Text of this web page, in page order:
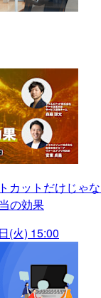
カットだけじゃ
の効果
(火) 15:00